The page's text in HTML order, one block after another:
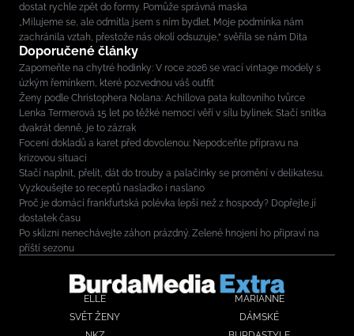
dostat rychle zpět do formy. Pomůže správná maska
„Milujeme se, ale odmítla jsem s ním bydlet. Moje podmínka nám
zachránila vztah, přestože nás okolí odsuzuje,“ svěřila se nám Dita
Doporučené články
Zapomeňte na chytré hodinky: V roce 2026 se vrací vintage modely s
úzkým řemínkem, které pozvednou váš outfit
Ženy podle Christophera Nolana: Achillova pata kultovního tvůrce
Lenka Termerová 15 let po těžké nemoci věří v sílu bylinek: Stačí snítka
dvakrát denně, je to zázrak
Focení dokladů a karet před dovolenou: Nepodceňte přípravu na
krizovou situaci
Stačí naplnit, přelít, dát do trouby a palačinky se promění v delikatesu.
Vyzkoušejte 10 receptů nasladko i naslano
Proč je domácí frankfurtská polévka lepší než z hospody? Dopřejte jí
dostatek času
Po sklizni nenechávejte záhon prázdný. Zelené hnojení ho připraví na
příští sezonu
ELLE
MARIANNE
SVĚT ŽENY
DÁMSKÉ